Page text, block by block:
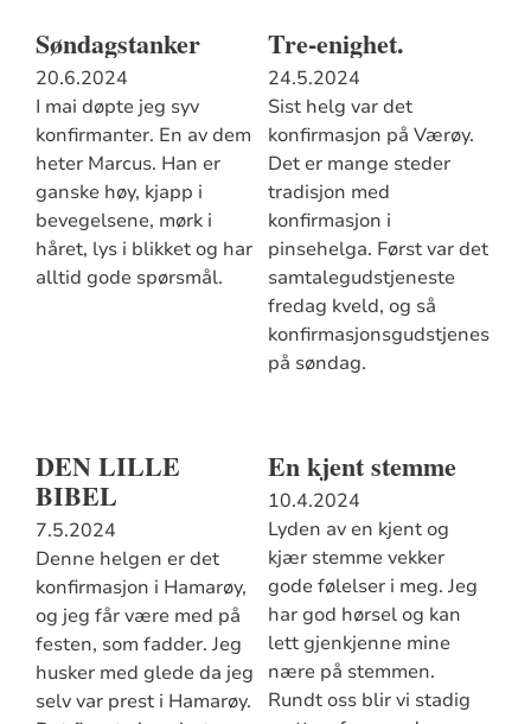
Søndagstanker
20.6.2024
I mai døpte jeg syv
konfirmanter. En av dem
heter Marcus. Han er
ganske høy, kjapp i
bevegelsene, mørk i
håret, lys i blikket og har
alltid gode spørsmål.
Tre-enighet.
24.5.2024
Sist helg var det
konfirmasjon på Værøy.
Det er mange steder
tradisjon med
konfirmasjon i
pinsehelga. Først var det
samtalegudstjeneste
fredag kveld, og så
konfirmasjonsgudstjeneste
på søndag.
DEN LILLE
BIBEL
7.5.2024
Denne helgen er det
konfirmasjon i Hamarøy,
og jeg får være med på
festen, som fadder. Jeg
husker med glede da jeg
selv var prest i Hamarøy.
En kjent stemme
10.4.2024
Lyden av en kjent og
kjær stemme vekker
gode følelser i meg. Jeg
har god hørsel og kan
lett gjenkjenne mine
nære på stemmen.
Rundt oss blir vi stadig